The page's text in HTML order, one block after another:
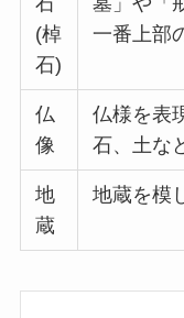
(棹
石)
一番上部
仏
像
仏様を表
石、土な
地
蔵
地蔵を模